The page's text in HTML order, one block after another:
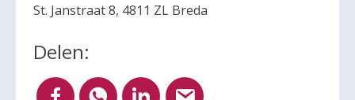
St. Janstraat 8, 4811 ZL Breda
Delen: